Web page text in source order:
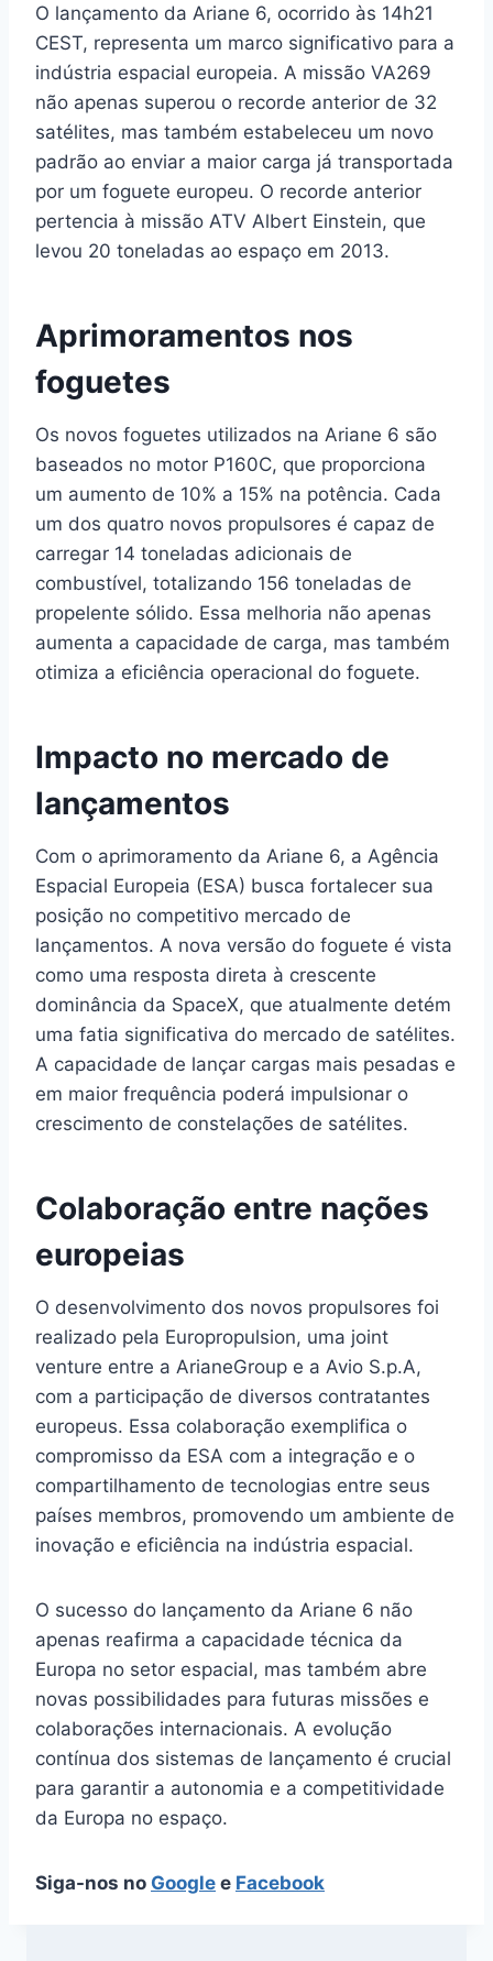
O lançamento da Ariane 6, ocorrido às 14h21
CEST, representa um marco significativo para a
indústria espacial europeia. A missão VA269
não apenas superou o recorde anterior de 32
satélites, mas também estabeleceu um novo
padrão ao enviar a maior carga já transportada
por um foguete europeu. O recorde anterior
pertencia à missão ATV Albert Einstein, que
levou 20 toneladas ao espaço em 2013.
Aprimoramentos nos
foguetes
Os novos foguetes utilizados na Ariane 6 são
baseados no motor P160C, que proporciona
um aumento de 10% a 15% na potência. Cada
um dos quatro novos propulsores é capaz de
carregar 14 toneladas adicionais de
combustível, totalizando 156 toneladas de
propelente sólido. Essa melhoria não apenas
aumenta a capacidade de carga, mas também
otimiza a eficiência operacional do foguete.
Impacto no mercado de
lançamentos
Com o aprimoramento da Ariane 6, a Agência
Espacial Europeia (ESA) busca fortalecer sua
posição no competitivo mercado de
lançamentos. A nova versão do foguete é vista
como uma resposta direta à crescente
dominância da SpaceX, que atualmente detém
uma fatia significativa do mercado de satélites.
A capacidade de lançar cargas mais pesadas e
em maior frequência poderá impulsionar o
crescimento de constelações de satélites.
Colaboração entre nações
europeias
O desenvolvimento dos novos propulsores foi
realizado pela Europropulsion, uma joint
venture entre a ArianeGroup e a Avio S.p.A,
com a participação de diversos contratantes
europeus. Essa colaboração exemplifica o
compromisso da ESA com a integração e o
compartilhamento de tecnologias entre seus
países membros, promovendo um ambiente de
inovação e eficiência na indústria espacial.
O sucesso do lançamento da Ariane 6 não
apenas reafirma a capacidade técnica da
Europa no setor espacial, mas também abre
novas possibilidades para futuras missões e
colaborações internacionais. A evolução
contínua dos sistemas de lançamento é crucial
para garantir a autonomia e a competitividade
da Europa no espaço.
Siga-nos no Google e Facebook